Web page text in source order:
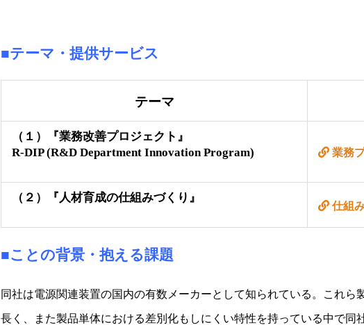
■テーマ ・提供サービス
テーマ
（１）『業務改善プロジェクト』
R-DIP (R&D Department Innovation Program)
業務
（２）『 人材育成の仕組みづくり 』
仕組
■ことの背景・抱える課題
同社は電源関連装置の国内の有数メーカーとして知られている。これら
長く、また製品単体における差別化もしにくい特性を持っている中で同